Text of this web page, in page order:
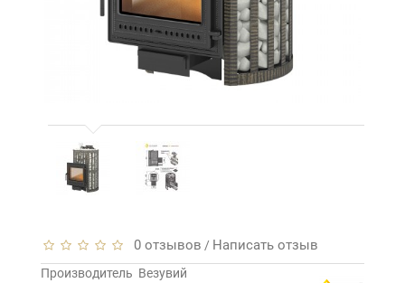
0 отзывов / Написать отзыв
Производитель Везувий